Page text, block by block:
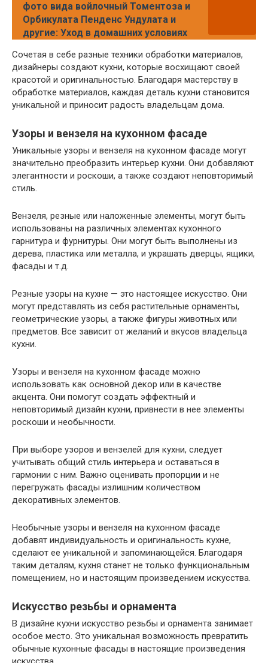
фото вида войлочный Томентоза и
Орбикулата Пенденс Ундулата и
другие: Уход в домашних условиях
Сочетая в себе разные техники обработки материалов,
дизайнеры создают кухни, которые восхищают своей
красотой и оригинальностью. Благодаря мастерству в
обработке материалов, каждая деталь кухни становится
уникальной и приносит радость владельцам дома.
Узоры и вензеля на кухонном фасаде
Уникальные узоры и вензеля на кухонном фасаде могут
значительно преобразить интерьер кухни. Они добавляют
элегантности и роскоши, а также создают неповторимый
стиль.
Вензеля, резные или наложенные элементы, могут быть
использованы на различных элементах кухонного
гарнитура и фурнитуры. Они могут быть выполнены из
дерева, пластика или металла, и украшать дверцы, ящики,
фасады и т.д.
Резные узоры на кухне — это настоящее искусство. Они
могут представлять из себя растительные орнаменты,
геометрические узоры, а также фигуры животных или
предметов. Все зависит от желаний и вкусов владельца
кухни.
Узоры и вензеля на кухонном фасаде можно
использовать как основной декор или в качестве
акцента. Они помогут создать эффектный и
неповторимый дизайн кухни, привнести в нее элементы
роскоши и необычности.
При выборе узоров и вензелей для кухни, следует
учитывать общий стиль интерьера и оставаться в
гармонии с ним. Важно оценивать пропорции и не
перегружать фасады излишним количеством
декоративных элементов.
Необычные узоры и вензеля на кухонном фасаде
добавят индивидуальность и оригинальность кухне,
сделают ее уникальной и запоминающейся. Благодаря
таким деталям, кухня станет не только функциональным
помещением, но и настоящим произведением искусства.
Искусство резьбы и орнамента
В дизайне кухни искусство резьбы и орнамента занимает
особое место. Это уникальная возможность превратить
обычные кухонные фасады в настоящие произведения